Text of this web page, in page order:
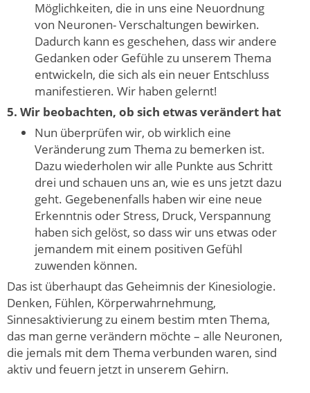
Möglichkeiten, die in uns eine Neuordnung
von Neuronen- Verschaltungen bewirken.
Dadurch kann es geschehen, dass wir andere
Gedanken oder Gefühle zu unserem Thema
entwickeln, die sich als ein neuer Entschluss
manifestieren. Wir haben gelernt!
5. Wir beobachten, ob sich etwas verändert hat
Nun überprüfen wir, ob wirklich eine
Veränderung zum Thema zu bemerken ist.
Dazu wiederholen wir alle Punkte aus Schritt
drei und schauen uns an, wie es uns jetzt dazu
geht. Gegebenenfalls haben wir eine neue
Erkenntnis oder Stress, Druck, Verspannung
haben sich gelöst, so dass wir uns etwas oder
jemandem mit einem positiven Gefühl
zuwenden können.
Das ist überhaupt das Geheimnis der Kinesiologie.
Denken, Fühlen, Körperwahrnehmung,
Sinnesaktivierung zu einem bestim mten Thema,
das man gerne verändern möchte – alle Neuronen,
die jemals mit dem Thema verbunden waren, sind
aktiv und feuern jetzt in unserem Gehirn.